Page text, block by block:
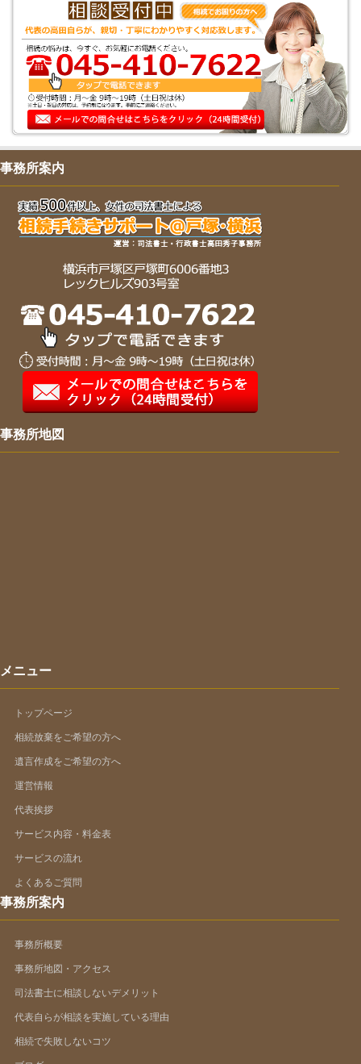
事務所案内
事務所地図
メニュー
トップページ
相続放棄をご希望の方へ
遺言作成をご希望の方へ
運営情報
代表挨拶
サービス内容・料金表
サービスの流れ
よくあるご質問
事務所案内
事務所概要
事務所地図・アクセス
司法書士に相談しないデメリット
代表自らが相談を実施している理由
相続で失敗しないコツ